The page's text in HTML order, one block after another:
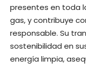
presentes en toda
gas, y contribuye
responsable. Su
sostenibilidad en
energía limpia,